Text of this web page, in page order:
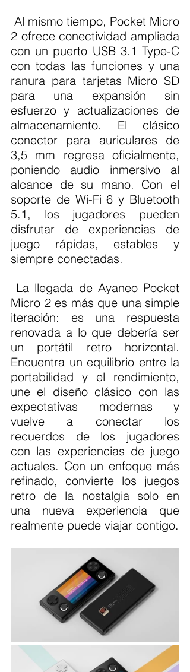
2 ofrece conectividad ampliada
con un puerto USB 3.1 Type-C
con todas las funciones y una
ranura para tarjetas Micro SD
para una expansión sin
esfuerzo y actualizaciones de
almacenamiento. El clásico
conector para auriculares de
3,5 mm regresa oficialmente,
poniendo audio inmersivo al
alcance de su mano. Con el
soporte de Wi-Fi 6 y Bluetooth
5.1, los jugadores pueden
disfrutar de experiencias de
juego rápidas, estables y
siempre conectadas.
Micro 2 es más que una simple
iteración: es una respuesta
renovada a lo que debería ser
un portátil retro horizontal.
Encuentra un equilibrio entre la
portabilidad y el rendimiento,
une el diseño clásico con las
expectativas modernas y
vuelve a conectar los
recuerdos de los jugadores
con las experiencias de juego
actuales. Con un enfoque más
refinado, convierte los juegos
retro de la nostalgia solo en
una nueva experiencia que
realmente puede viajar contigo.